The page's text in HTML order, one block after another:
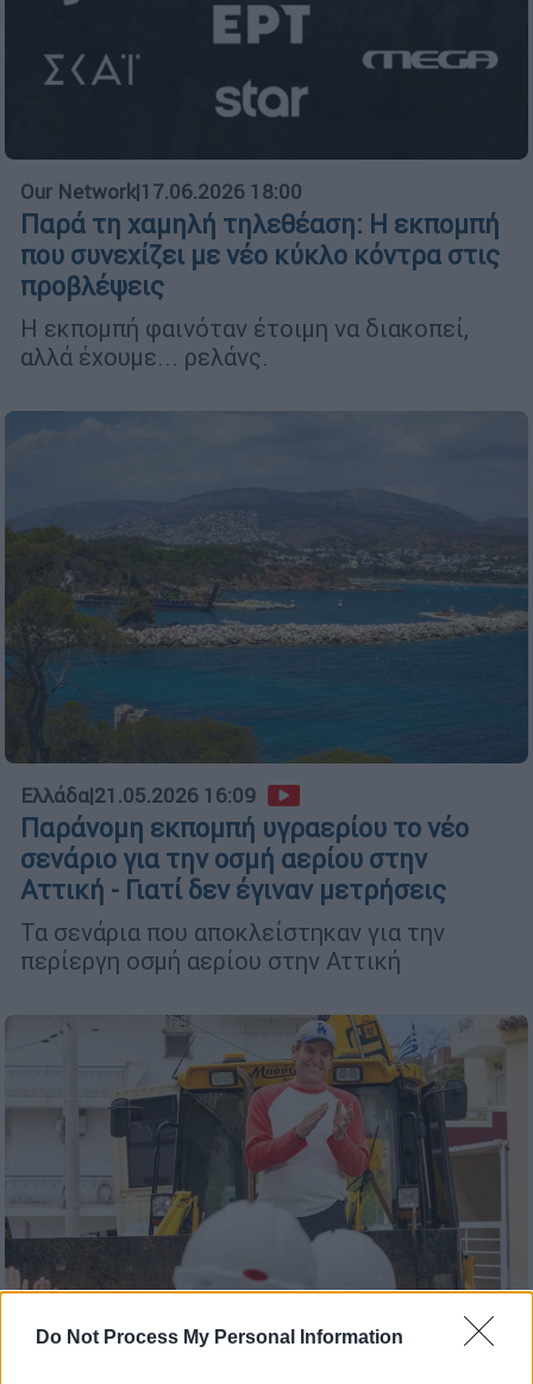
Do Not Process My Personal Information
Our Network|17.06.2026 18:00
Παρά τη χαμηλή τηλεθέαση: Η εκπομπή
που συνεχίζει με νέο κύκλο κόντρα στις
προβλέψεις
Η εκπομπή φαινόταν έτοιμη να διακοπεί,
αλλά έχουμε... ρελάνς.
Ελλάδα|21.05.2026 16:09
Παράνομη εκπομπή υγραερίου το νέο
σενάριο για την οσμή αερίου στην
Αττική - Γιατί δεν έγιναν μετρήσεις
Τα σενάρια που αποκλείστηκαν για την
περίεργη οσμή αερίου στην Αττική